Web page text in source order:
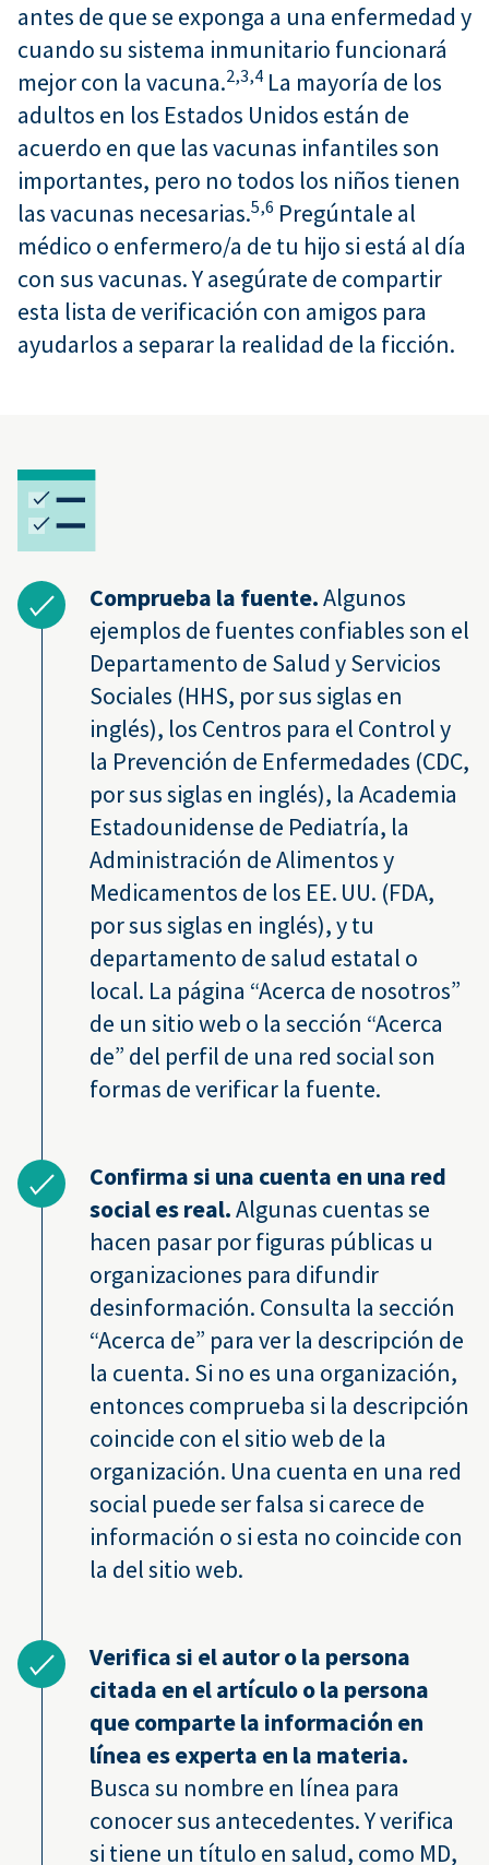
antes de que se exponga a una enfermedad y
cuando su sistema inmunitario funcionará
mejor con la vacuna.2,3,4 La mayoría de los
adultos en los Estados Unidos están de
acuerdo en que las vacunas infantiles son
importantes, pero no todos los niños tienen
las vacunas necesarias.5,6 Pregúntale al
médico o enfermero/a de tu hijo si está al día
con sus vacunas. Y asegúrate de compartir
esta lista de verificación con amigos para
ayudarlos a separar la realidad de la ficción.
Comprueba la fuente.Algunos
ejemplos de fuentes confiables son el
Departamento de Salud y Servicios
Sociales (HHS, por sus siglas en
inglés), los Centros para el Control y
la Prevención de Enfermedades (CDC,
por sus siglas en inglés), la Academia
Estadounidense de Pediatría, la
Administración de Alimentos y
Medicamentos de los EE. UU. (FDA,
por sus siglas en inglés), y tu
departamento de salud estatal o
local. La página “Acerca de nosotros”
de un sitio web o la sección “Acerca
de” del perfil de una red social son
formas de verificar la fuente.
Confirma si una cuenta en una red
social es real.Algunas cuentas se
hacen pasar por figuras públicas u
organizaciones para difundir
desinformación. Consulta la sección
“Acerca de” para ver la descripción de
la cuenta. Si no es una organización,
entonces comprueba si la descripción
coincide con el sitio web de la
organización. Una cuenta en una red
social puede ser falsa si carece de
información o si esta no coincide con
la del sitio web.
Verifica si el autor o la persona
citada en el artículo o la persona
que comparte la información en
línea es experta en la materia.
Busca su nombre en línea para
conocer sus antecedentes. Y verifica
si tiene un título en salud, como MD,